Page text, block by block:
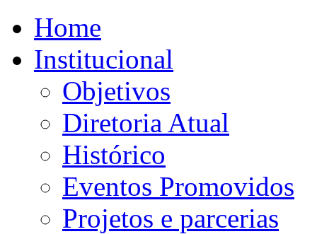
Home
Institucional
Objetivos
Diretoria Atual
Histórico
Eventos Promovidos
Projetos e parcerias